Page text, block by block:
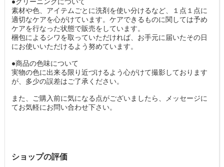
素材や色、アイテムごとに洗剤を使い分けるなど、１点１点に
適切なケアを心がけています。ケアできるものに関しては予め
ケアを行なった状態で販売をしています。
梱包によるシワを取っていただければ、お手元に届いたその日
にお使いいただけるよう努めています。
●商品の色味について
実物の色に出来る限り近づけるよう心がけて撮影しております
が、多少の誤差はご了承ください。
また、ご購入前に気になる点がございましたら、メッセージに
てお気軽にお問い合わせ下さい。
ショップの評価